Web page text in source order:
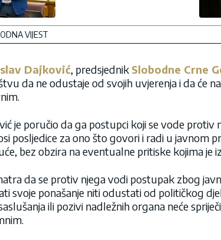
VIJEST
Dajković, predsjednik Slobodne Crne
da ne odustaje od svojih uvjerenja i da će
je poručio da ga postupci koji se vode protiv
posljedice za ono što govori i radi u javnom
bez obzira na eventualne pritiske kojima je
da se protiv njega vodi postupak zbog
svoje ponašanje niti odustati od političkog
ili pozivi nadležnih organa neće